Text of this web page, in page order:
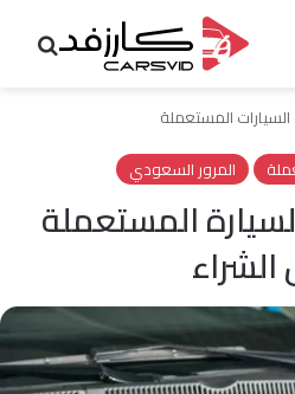
السيارات المستعملة
المرور السعودي
المستعملة